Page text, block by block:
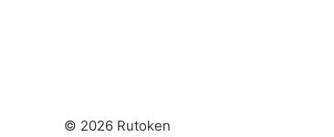
© 2026 Rutoken